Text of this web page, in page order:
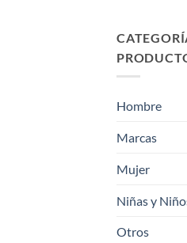
Hombre
Marcas
Mujer
Niñas y
Otros